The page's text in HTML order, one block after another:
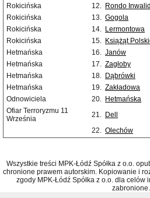
Rokicińska
12. Rondo
Rokicińska
13. Gogola
Rokicińska
14. Lermontowa
Rokicińska
15. Książąt
Hetmańska
16. Janów
Hetmańska
17. Zagłoby
Hetmańska
18. Dąbrówki
Hetmańska
19. Zakładowa
Odnowiciela
20. Hetmańska
Ofiar Terroryzmu 11
Września
21. Dell
22. Olechów
Wszystkie treści MPK-Łódź Spółka z o.o.
chronione prawem autorskim. Kopiowanie i
zgody MPK-Łódź Spółka z o.o. dla celów
zabronione.